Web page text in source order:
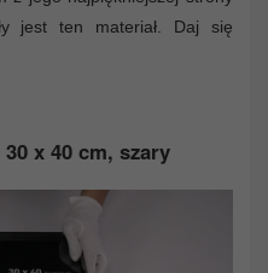
jest ten materiał. Daj się
x 40 cm, szary